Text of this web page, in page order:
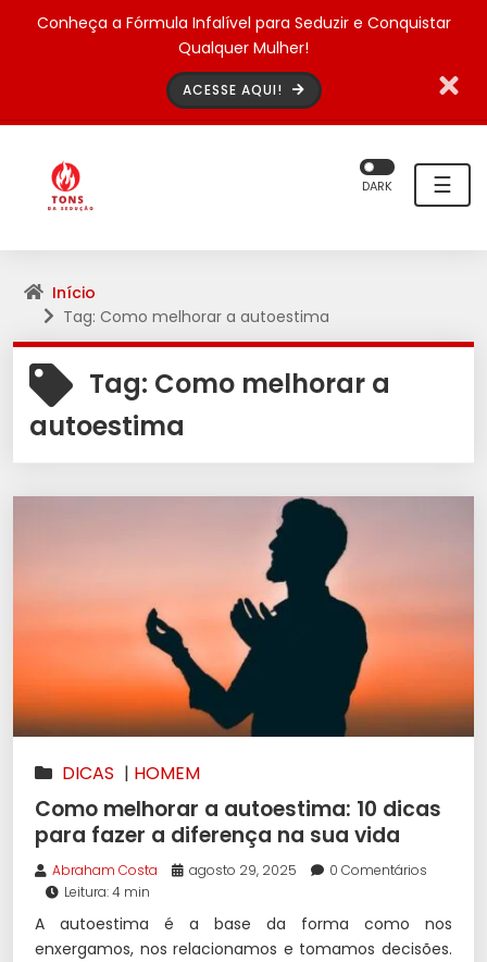
Conheça a Fórmula Infalível para Seduzir e Conquistar
Qualquer Mulher!
ACESSE AQUI!
☰
DARK
Início
Tag: Como melhorar a autoestima
Tag: Como melhorar a
autoestima
DICAS | HOMEM
Como melhorar a autoestima: 10 dicas
para fazer a diferença na sua vida
Abraham Costa agosto 29, 2025
0 Comentários
Leitura: 4 min
A autoestima é a base da forma como nos
enxergamos, nos relacionamos e tomamos decisões.